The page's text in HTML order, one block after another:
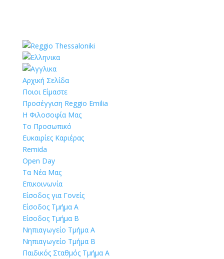
Αρχική Σελίδα
Ποιοι Είμαστε
Προσέγγιση Reggio Emilia
Η Φιλοσοφία Μας
Το Προσωπικό
Ευκαιρίες Καριέρας
Remida
Open Day
Τα Νέα Μας
Επικοινωνία
Είσοδος για Γονείς
Είσοδος Τμήμα Α
Είσοδος Τμήμα Β
Νηπιαγωγείο Τμήμα Α
Νηπιαγωγείο Τμήμα Β
Παιδικός Σταθμός Τμήμα Α